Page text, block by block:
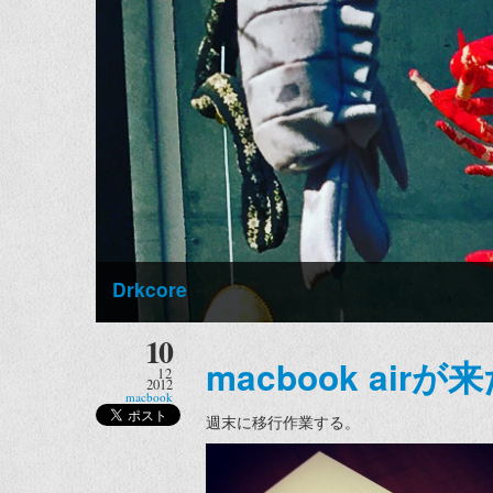
Drkcore
10
12
2012
macbook macbook airが来
週末に移行作業する。